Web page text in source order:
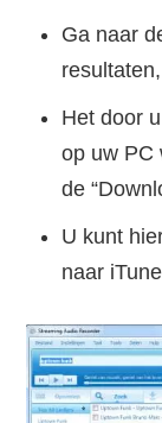
Ga naar
Het door
op uw PC
de
U kunt
naar